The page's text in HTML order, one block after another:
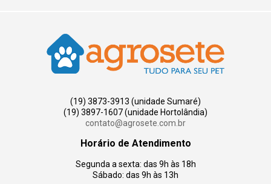
(19) 3873-3913 (unidade Sumaré)
(19) 3897-1607 (unidade Hortolândia)
contato@agrosete.com.br
Horário de Atendimento
Segunda a sexta: das 9h às 18h
Sábado: das 9h às 13h